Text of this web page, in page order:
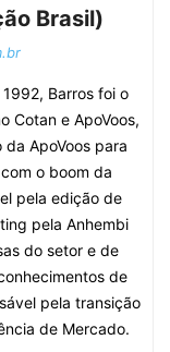
Brasil)
Barros foi o
Cotan e ApoVoos,
ApoVoos para
o boom da
pela edição de
pela Anhembi
do setor e de
de
pela transição
de Mercado.